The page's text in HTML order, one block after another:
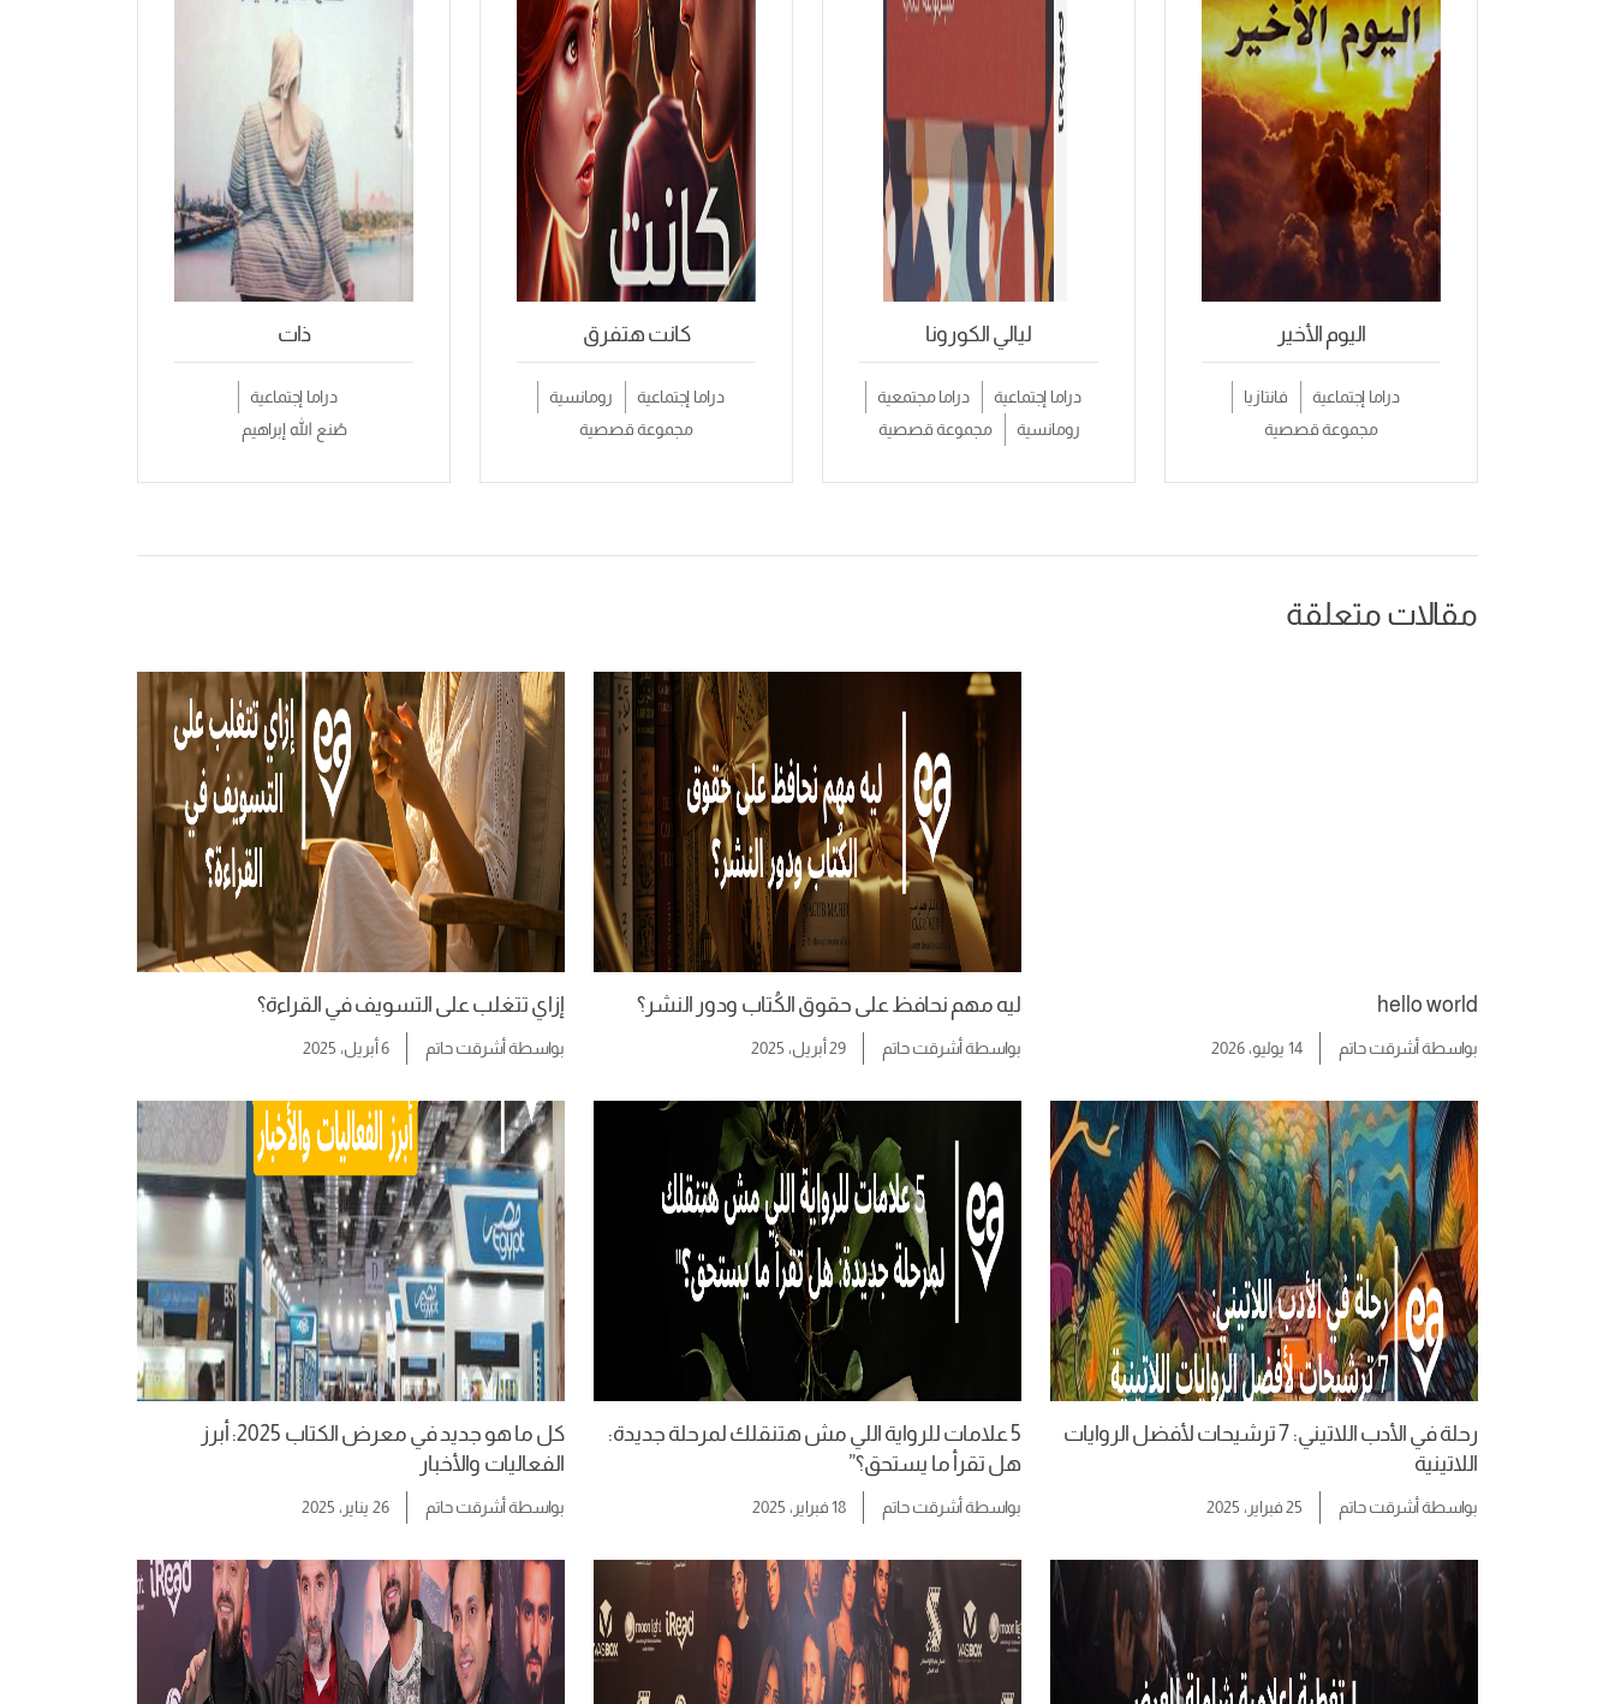
اليوم الأخير
دراما إجتماعية
فانتازيا
مجموعة قصصية
ليالي الكورونا
دراما إجتماعية
دراما مجتمعية
رومانسية
مجموعة قصصية
كانت هتفرق
دراما إجتماعية
رومانسية
مجموعة قصصية
ذات
دراما إجتماعية
صُنع الله إبراهيم
مقالات متعلقة
hello world
بواسطةأشرقت حاتم 14 يوليو، 2026
ليه مهم نحافظ على حقوق الكُتاب ودور النشر؟
بواسطةأشرقت حاتم 29 أبريل، 2025
إزاي تتغلب على التسويف في القراءة؟
بواسطةأشرقت حاتم 6 أبريل، 2025
رحلة في الأدب اللاتيني: 7 ترشيحات لأفضل الروايات
اللاتينية
بواسطةأشرقت حاتم 25 فبراير، 2025
5 علامات للرواية اللي مش هتنقلك لمرحلة جديدة:
هل تقرأ ما يستحق؟”
بواسطةأشرقت حاتم 18 فبراير، 2025
كل ما هو جديد في معرض الكتاب 2025: أبرز
الفعاليات والأخبار
بواسطةأشرقت حاتم 26 يناير، 2025